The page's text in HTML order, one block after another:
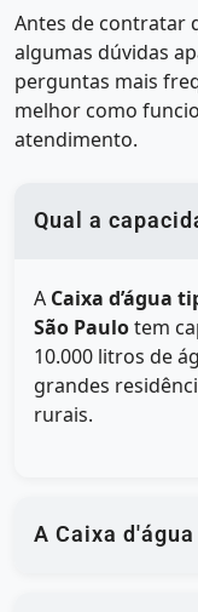
Antes de contratar
algumas dúvidas
perguntas mais
melhor como
atendimento.
Qual a
A Caixa d’água
São Paulotem
10.000 litros de
grandes
rurais.
A Caixa